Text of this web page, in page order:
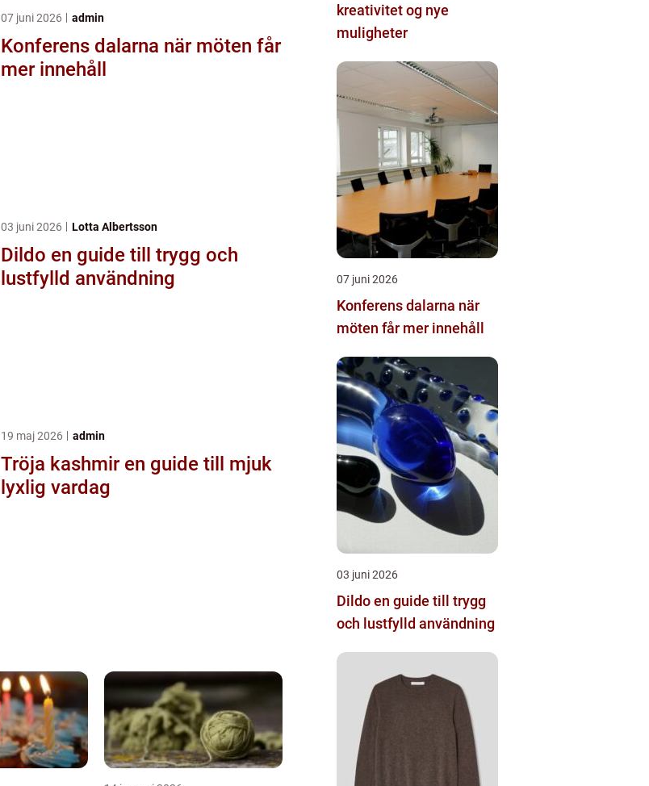
07 juni 2026 admin
Konferens dalarna när möten får
mer innehåll
03 juni 2026 Lotta Albertsson
Dildo en guide till trygg och
lustfylld användning
19 maj 2026 admin
Tröja kashmir en guide till mjuk
lyxlig vardag
kreativitet og nye
muligheter
07 juni 2026
Konferens dalarna när
möten får mer innehåll
03 juni 2026
Dildo en guide till trygg
och lustfylld användning